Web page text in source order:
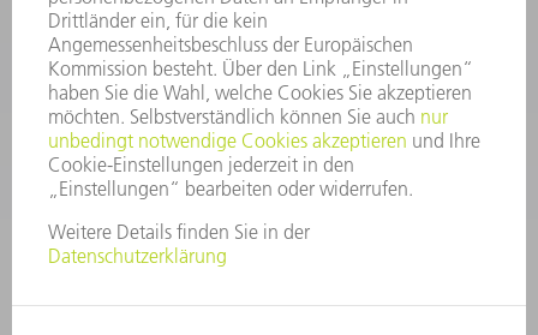
+43722160396550
Mo - Do: 08:00 -17:30 Uhr
Fr: 08:00 -16:30 Uhr
ersatzteile@at.trumpf.com